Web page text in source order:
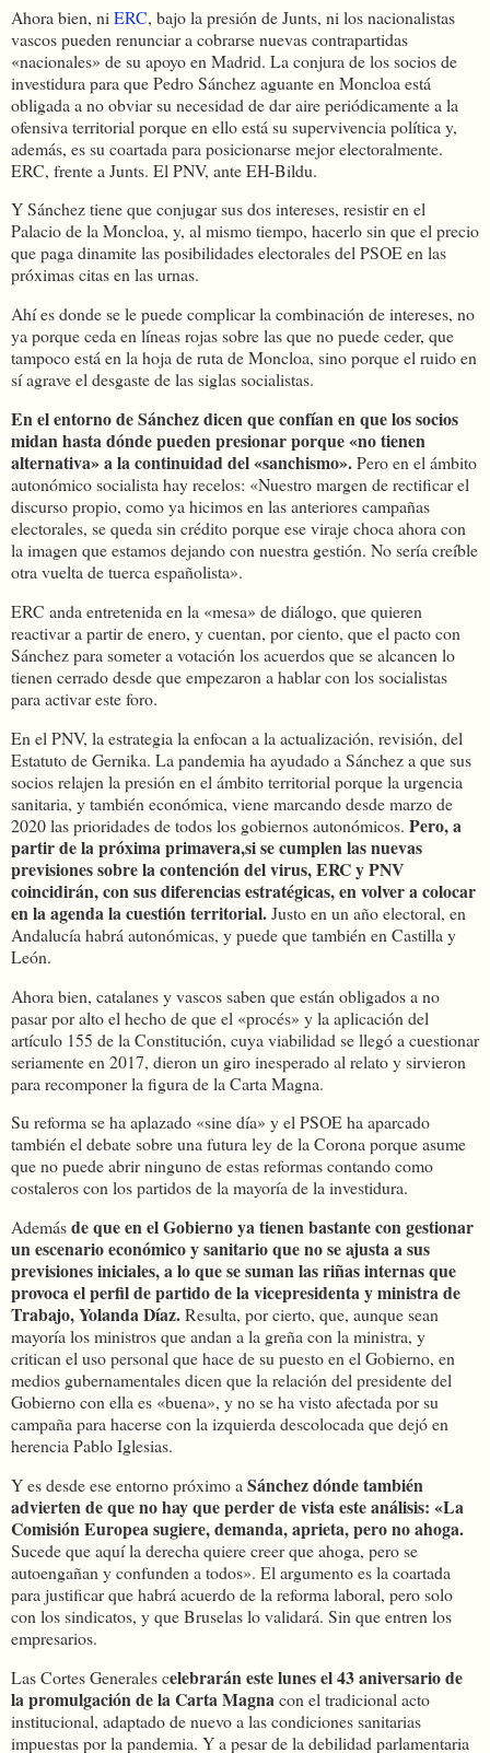
Ahora bien, ni ERC, bajo la presión de Junts, ni los nacionalistas
vascos pueden renunciar a cobrarse nuevas contrapartidas
«nacionales» de su apoyo en Madrid. La conjura de los socios de
investidura para que Pedro Sánchez aguante en Moncloa está
obligada a no obviar su necesidad de dar aire periódicamente a la
ofensiva territorial porque en ello está su supervivencia política y,
además, es su coartada para posicionarse mejor electoralmente.
ERC, frente a Junts. El PNV, ante EH-Bildu.
Y Sánchez tiene que conjugar sus dos intereses, resistir en el
Palacio de la Moncloa, y, al mismo tiempo, hacerlo sin que el precio
que paga dinamite las posibilidades electorales del PSOE en las
próximas citas en las urnas.
Ahí es donde se le puede complicar la combinación de intereses, no
ya porque ceda en líneas rojas sobre las que no puede ceder, que
tampoco está en la hoja de ruta de Moncloa, sino porque el ruido en
sí agrave el desgaste de las siglas socialistas.
En el entorno de Sánchez dicen que confían en que los socios
midan hasta dónde pueden presionar porque «no tienen
alternativa» a la continuidad del «sanchismo».Pero en el ámbito
autonómico socialista hay recelos: «Nuestro margen de rectificar el
discurso propio, como ya hicimos en las anteriores campañas
electorales, se queda sin crédito porque ese viraje choca ahora con
la imagen que estamos dejando con nuestra gestión. No sería creíble
otra vuelta de tuerca españolista».
ERC anda entretenida en la «mesa» de diálogo, que quieren
reactivar a partir de enero, y cuentan, por ciento, que el pacto con
Sánchez para someter a votación los acuerdos que se alcancen lo
tienen cerrado desde que empezaron a hablar con los socialistas
para activar este foro.
En el PNV, la estrategia la enfocan a la actualización, revisión, del
Estatuto de Gernika. La pandemia ha ayudado a Sánchez a que sus
socios relajen la presión en el ámbito territorial porque la urgencia
sanitaria, y también económica, viene marcando desde marzo de
2020 las prioridades de todos los gobiernos autonómicos. Pero, a
partir de la próxima primavera,si se cumplen las nuevas
previsiones sobre la contención del virus, ERC y PNV
coincidirán, con sus diferencias estratégicas, en volver a colocar
en la agenda la cuestión territorial.Justo en un año electoral, en
Andalucía habrá autonómicas, y puede que también en Castilla y
León.
Ahora bien, catalanes y vascos saben que están obligados a no
pasar por alto el hecho de que el «procés» y la aplicación del
artículo 155 de la Constitución, cuya viabilidad se llegó a cuestionar
seriamente en 2017, dieron un giro inesperado al relato y sirvieron
para recomponer la figura de la Carta Magna.
Su reforma se ha aplazado «sine día» y el PSOE ha aparcado
también el debate sobre una futura ley de la Corona porque asume
que no puede abrir ninguno de estas reformas contando como
costaleros con los partidos de la mayoría de la investidura.
Ademásde que en el Gobierno ya tienen bastante con gestionar
un escenario económico y sanitario que no se ajusta a sus
previsiones iniciales, a lo que se suman las riñas internas que
provoca el perfil de partido de la vicepresidenta y ministra de
Trabajo, Yolanda Díaz.Resulta, por cierto, que, aunque sean
mayoría los ministros que andan a la greña con la ministra, y
critican el uso personal que hace de su puesto en el Gobierno, en
medios gubernamentales dicen que la relación del presidente del
Gobierno con ella es «buena», y no se ha visto afectada por su
campaña para hacerse con la izquierda descolocada que dejó en
herencia Pablo Iglesias.
Y es desde ese entorno próximo a Sánchez dónde también
advierten de que no hay que perder de vista este análisis: «La
Comisión Europea sugiere, demanda, aprieta, pero no ahoga.
Sucede que aquí la derecha quiere creer que ahoga, pero se
autoengañan y confunden a todos». El argumento es la coartada
para justificar que habrá acuerdo de la reforma laboral, pero solo
con los sindicatos, y que Bruselas lo validará. Sin que entren los
empresarios.
Las Cortes Generales celebrarán este lunes el 43 aniversario de
la promulgación de la Carta Magnacon el tradicional acto
institucional, adaptado de nuevo a las condiciones sanitarias
impuestas por la pandemia. Y a pesar de la debilidad parlamentaria